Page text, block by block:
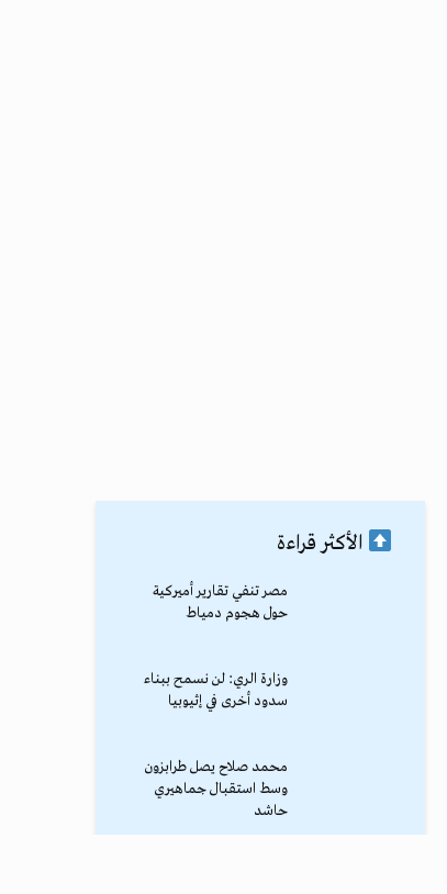
الأكثر قراءة
مصر تنفي تقارير أميركية
حول هجوم دمياط
وزارة الري: لن نسمح ببناء
سدود أخرى في إثيوبيا
محمد صلاح يصل طرابزون
وسط استقبال جماهيري
حاشد